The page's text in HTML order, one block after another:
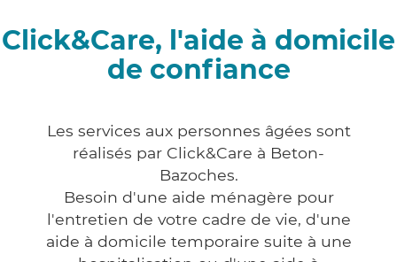
Click&Care, l'aide à domicile
de confiance
Les services aux personnes âgées sont
réalisés par Click&Care à Beton-
Bazoches.
Besoin d'une aide ménagère pour
l'entretien de votre cadre de vie, d'une
aide à domicile temporaire suite à une